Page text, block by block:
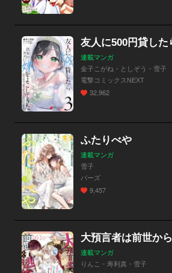
連載マンガ
金子こがね・としぞう・雪子
電撃コミックスNEXT
32,962
ふたりべや
連載マンガ
雪子
バーズ
9,457
連載マンガ
りんこ・寿利真・雪子